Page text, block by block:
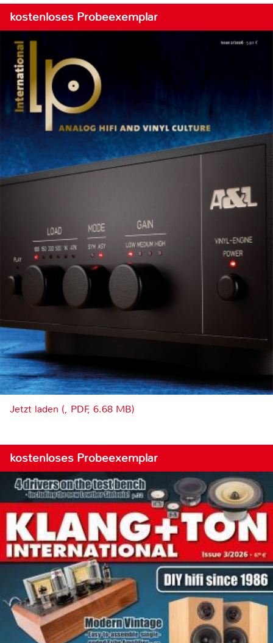
kostenloses Probeexemplar
Jetzt laden (, PDF, 6.68 MB)
kostenloses Probeexemplar